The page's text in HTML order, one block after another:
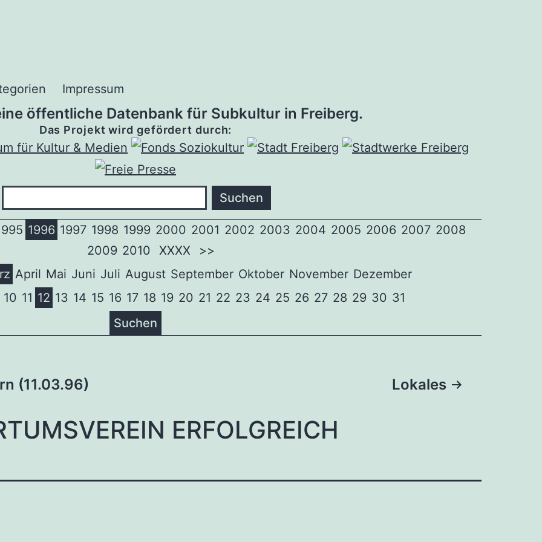
Impressum
öffentliche Datenbank für Subkultur in Freiberg.
Das Projekt wird gefördert durch:
1996 1997 1998 1999 2000 2001 2002 2003 2004 2005 2006 2007 2008
2009 2010 XXXX
>>
April Mai Juni Juli August September Oktober November Dezember
10 11 12 13 14 15 16 17 18 19 20 21 22 23 24 25 26 27 28 29 30 31
Suchen
(11.03.96) Lokales
ERFOLGREICH